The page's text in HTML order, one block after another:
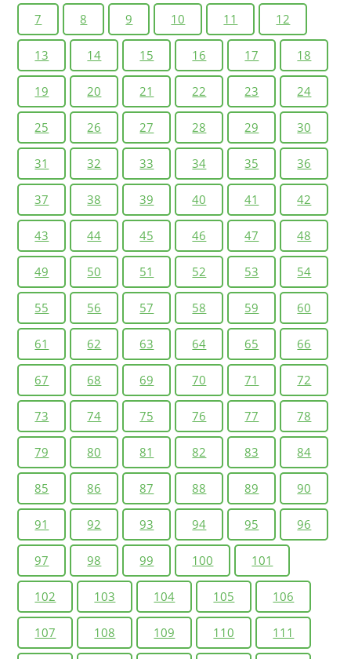
7 8 9 10 11 12
13 14 15 16 17 18
19 20 21 22 23 24
25 26 27 28 29 30
31 32 33 34 35 36
37 38 39 40 41 42
43 44 45 46 47 48
49 50 51 52 53 54
55 56 57 58 59 60
61 62 63 64 65 66
67 68 69 70 71 72
73 74 75 76 77 78
79 80 81 82 83 84
85 86 87 88 89 90
91 92 93 94 95 96
97 98 99 100 101
102 103 104 105 106
107 108 109 110 111